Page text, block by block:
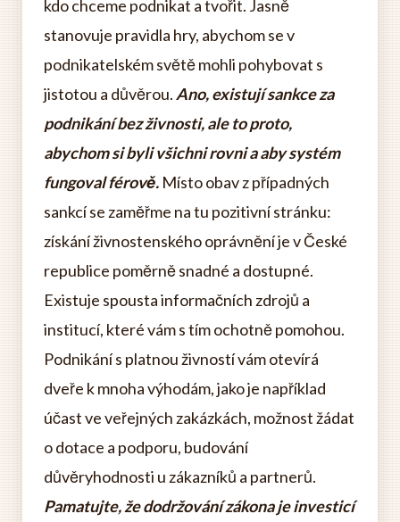
kdo chceme podnikat a tvořit. Jasně
stanovuje pravidla hry, abychom se v
podnikatelském světě mohli pohybovat s
jistotou a důvěrou. Ano, existují sankce za
podnikání bez živnosti, ale to proto,
abychom si byli všichni rovni a aby systém
fungoval férově. Místo obav z případných
sankcí se zaměřme na tu pozitivní stránku:
získání živnostenského oprávnění je v České
republice poměrně snadné a dostupné.
Existuje spousta informačních zdrojů a
institucí, které vám s tím ochotně pomohou.
Podnikání s platnou živností vám otevírá
dveře k mnoha výhodám, jako je například
účast ve veřejných zakázkách, možnost žádat
o dotace a podporu, budování
důvěryhodnosti u zákazníků a partnerů.
Pamatujte, že dodržování zákona je investicí